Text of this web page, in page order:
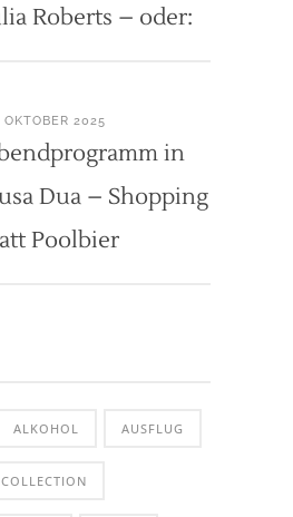
Roberts – oder:
OKTOBER 2025
in
Dua – Shopping
Poolbier
ALKOHOL AUSFLUG